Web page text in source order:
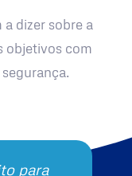
dizer sobre a
objetivos com
para